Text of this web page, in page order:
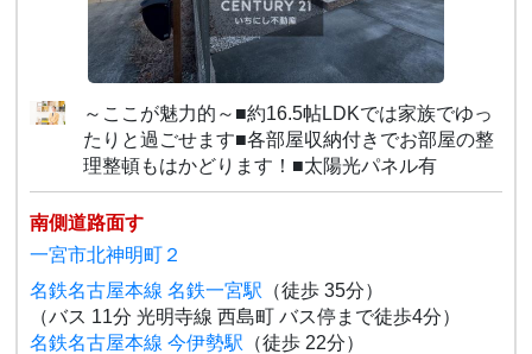
～ここが魅力的～■約16.5帖LDKでは家族でゆっ
たりと過ごせます■各部屋収納付きでお部屋の整
理整頓もはかどります！■太陽光パネル有
南側道路面す
一宮市北神明町２
名鉄名古屋本線 名鉄一宮駅 （徒歩 35分）
（バス 11分 光明寺線 西島町 バス停まで徒歩4分）
名鉄名古屋本線 今伊勢駅 （徒歩 22分）